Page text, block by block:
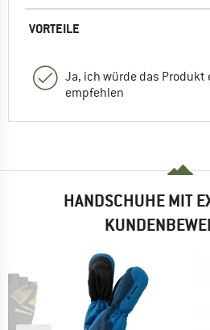
VORTEILE
Ja, ich würde das Produkt
empfehlen
HANDSCHUHE MIT